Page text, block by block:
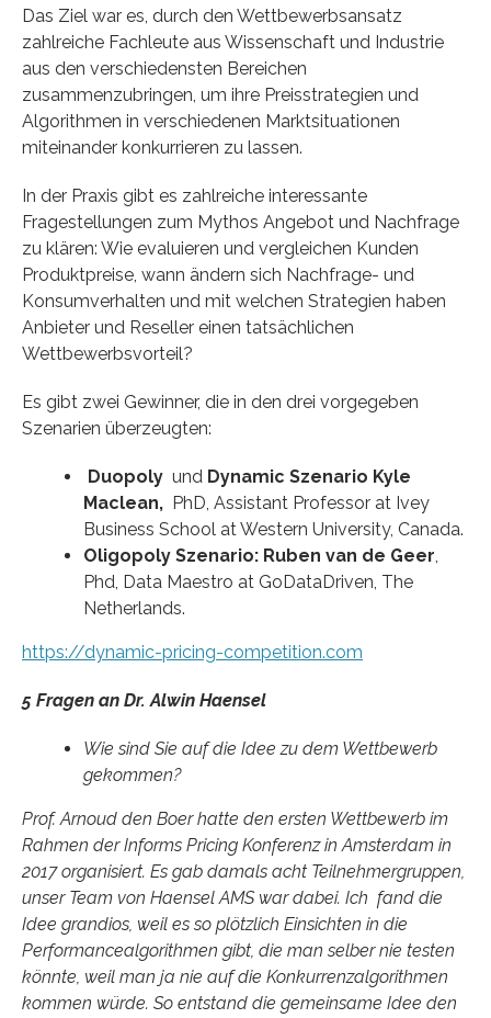
Das Ziel war es, durch den Wettbewerbsansatz
zahlreiche Fachleute aus Wissenschaft und Industrie
aus den verschiedensten Bereichen
zusammenzubringen, um ihre Preisstrategien und
Algorithmen in verschiedenen Marktsituationen
miteinander konkurrieren zu lassen.
In der Praxis gibt es zahlreiche interessante
Fragestellungen zum Mythos Angebot und Nachfrage
zu klären: Wie evaluieren und vergleichen Kunden
Produktpreise, wann ändern sich Nachfrage- und
Konsumverhalten und mit welchen Strategien haben
Anbieter und Reseller einen tatsächlichen
Wettbewerbsvorteil?
Es gibt zwei Gewinner, die in den drei vorgegeben
Szenarien überzeugten:
Duopoly und Dynamic Szenario Kyle
Maclean, PhD, Assistant Professor at Ivey
Business School at Western University, Canada.
Oligopoly Szenario: Ruben van de Geer,
Phd, Data Maestro at GoDataDriven, The
Netherlands.
https://dynamic-pricing-competition.com
5 Fragen an Dr. Alwin Haensel
Wie sind Sie auf die Idee zu dem Wettbewerb
gekommen?
Prof. Arnoud den Boer hatte den ersten Wettbewerb im
Rahmen der Informs Pricing Konferenz in Amsterdam in
2017 organisiert. Es gab damals acht Teilnehmergruppen,
unser Team von Haensel AMS war dabei. Ich fand die
Idee grandios, weil es so plötzlich Einsichten in die
Performancealgorithmen gibt, die man selber nie testen
könnte, weil man ja nie auf die Konkurrenzalgorithmen
kommen würde. So entstand die gemeinsame Idee den